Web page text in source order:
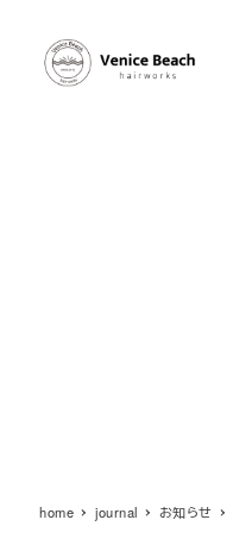
home journal お知らせ